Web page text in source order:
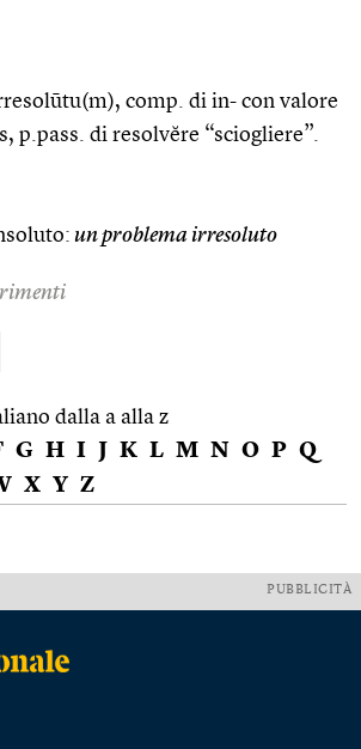
comp. di in- con valore
p.pass. di resolvĕre “sciogliere”.
un problema irresoluto
dalla a alla z
G H I J K L M N O P Q
X Y Z
PUBBLICITÀ